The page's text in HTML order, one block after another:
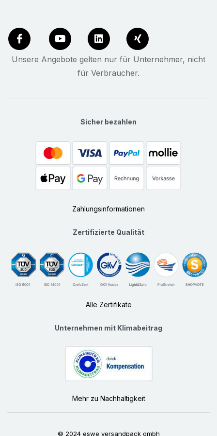
Unsere Angebote gelten nur für Unternehmer, nicht
für Verbraucher.
Sicher bezahlen
Zahlungsinformationen
Zertifizierte Qualität
Alle Zertifikate
Unternehmen mit Klimabeitrag
Mehr zu Nachhaltigkeit
© 2024 eswe versandpack gmbh